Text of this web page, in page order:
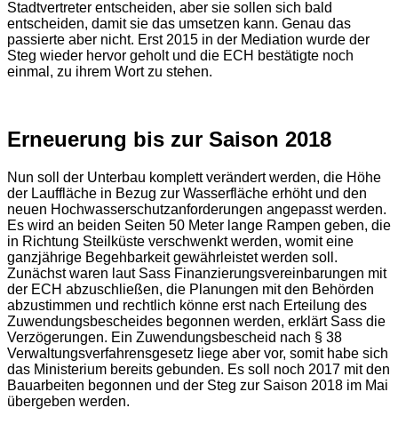
Stadtvertreter entscheiden, aber sie sollen sich bald
entscheiden, damit sie das umsetzen kann. Genau das
passierte aber nicht. Erst 2015 in der Mediation wurde der
Steg wieder hervor geholt und die ECH bestätigte noch
einmal, zu ihrem Wort zu stehen.
Erneuerung bis zur Saison 2018
Nun soll der Unterbau komplett verändert werden, die Höhe
der Lauffläche in Bezug zur Wasserfläche erhöht und den
neuen Hochwasserschutzanforderungen angepasst werden.
Es wird an beiden Seiten 50 Meter lange Rampen geben, die
in Richtung Steilküste verschwenkt werden, womit eine
ganzjährige Begehbarkeit gewährleistet werden soll.
Zunächst waren laut Sass Finanzierungsvereinbarungen mit
der ECH abzuschließen, die Planungen mit den Behörden
abzustimmen und rechtlich könne erst nach Erteilung des
Zuwendungsbescheides begonnen werden, erklärt Sass die
Verzögerungen. Ein Zuwendungsbescheid nach § 38
Verwaltungsverfahrensgesetz liege aber vor, somit habe sich
das Ministerium bereits gebunden. Es soll noch 2017 mit den
Bauarbeiten begonnen und der Steg zur Saison 2018 im Mai
übergeben werden.